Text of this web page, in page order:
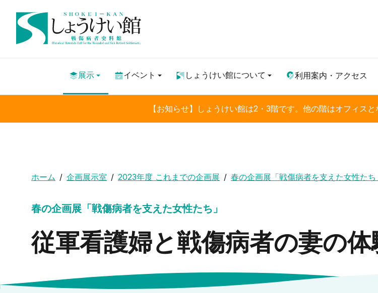
展示 イベント しょうけい館について 利用案内・アクセス
【お知らせ】しょうけい館は2・3階です。他の階はオフィス
ホーム 企画展示室 2023年度 これまでの企画展 春の企画展「戦傷病者を支えた女性たち
春の企画展「戦傷病者を支えた女性たち」
従軍看護婦と戦傷病者の妻の体